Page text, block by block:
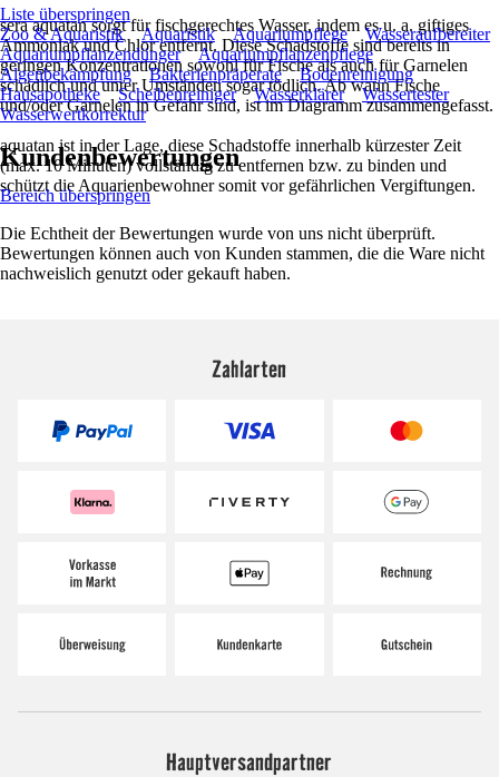
sera aquatan sorgt für fischgerechtes Wasser, indem es u. a. giftiges
Ammoniak und Chlor entfernt. Diese Schadstoffe sind bereits in
geringen Konzentrationen sowohl für Fische als auch für Garnelen
schädlich und unter Umständen sogar tödlich. Ab wann Fische
und/oder Garnelen in Gefahr sind, ist im Diagramm zusammengefasst.
aquatan ist in der Lage, diese Schadstoffe innerhalb kürzester Zeit
(max. 10 Minuten) vollständig zu entfernen bzw. zu binden und
schützt die Aquarienbewohner somit vor gefährlichen Vergiftungen.
Liste überspringen
Zoo & Aquaristik
Aquaristik Aquariumpflege
Wasseraufbereiter
Aquariumpflanzendünger
Aquariumpflanzenpflege
Algenbekämpfung
Bakterienpräperate
Bodenreinigung
Hausapotheke
Scheibenreiniger Wasserklärer
Wassertester
Wasserwertkorrektur
Kundenbewertungen
Bereich überspringen
Die Echtheit der Bewertungen wurde von uns nicht überprüft.
Bewertungen können auch von Kunden stammen, die die Ware nicht
nachweislich genutzt oder gekauft haben.
Zahlarten
Hauptversandpartner